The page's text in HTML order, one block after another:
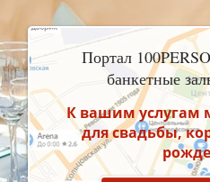
Портал
банкетные
К вашим услугам
для свадьбы,